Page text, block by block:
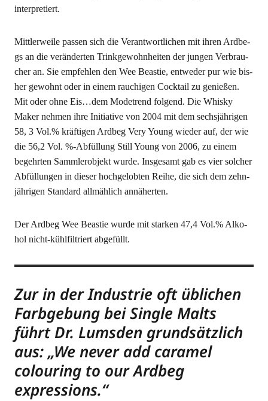
interpretiert.
Mitt­ler­wei­le pas­sen sich die Ver­ant­wort­li­chen mit ihren Ard­be­
gs an die ver­än­der­ten Trink­ge­wohn­hei­ten der jun­gen Ver­brau­
cher an. Sie emp­feh­len den Wee Beas­tie, ent­we­der pur wie bis­
her gewohnt oder in einem rau­chi­gen Cock­tail zu genie­ßen.
Mit oder ohne Eis…dem Mode­trend fol­gend. Die Whis­ky
Maker neh­men ihre Initia­ti­ve von 2004 mit dem sechs­jäh­ri­gen
58, 3 Vol.% kräf­ti­gen Ard­beg Very Young wie­der auf, der wie
die 56,2 Vol. %-Abfül­lung Still Young von 2006, zu einem
begehr­ten Samm­ler­ob­jekt wur­de. Ins­ge­samt gab es vier sol­cher
Abfül­lun­gen in die­ser hoch­ge­lob­ten Rei­he, die sich dem zehn­
jäh­ri­gen Stan­dard all­mäh­lich annäherten.
Der Ard­beg Wee Beas­tie wur­de mit star­ken 47,4 Vol.% Alko­
hol nicht-kühl­fil­triert abgefüllt.
Zur in der Indus­trie oft übli­chen
Farb­ge­bung bei Sin­gle Malts
führt Dr. Lums­den grund­sätz­lich
aus: „We never add cara­mel
colou­ring to our Ard­beg
expressions.“